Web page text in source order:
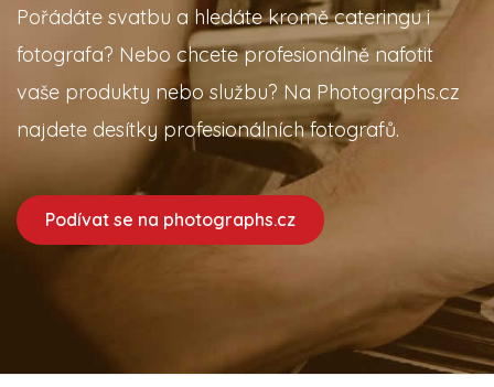
Pořádáte svatbu a hledáte kromě cateringu i
fotografa? Nebo chcete profesionálně nafotit
vaše produkty nebo službu? Na Photographs.cz
najdete desítky profesionálních fotografů.
Podívat se na photographs.cz